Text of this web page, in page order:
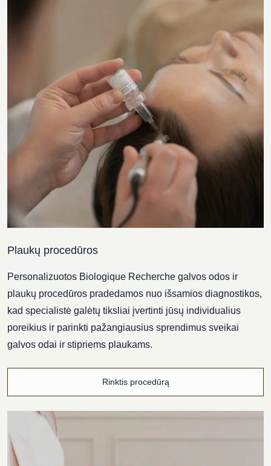
Plaukų procedūros
Personalizuotos Biologique Recherche galvos odos ir
plaukų procedūros pradedamos nuo išsamios diagnostikos,
kad specialistė galėtų tiksliai įvertinti jūsų individualius
poreikius ir parinkti pažangiausius sprendimus sveikai
galvos odai ir stipriems plaukams.
Rinktis procedūrą